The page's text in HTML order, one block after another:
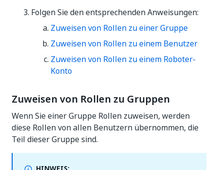
Folgen Sie den entsprechenden Anweisungen:
Zuweisen von Rollen zu einer Gruppe
Zuweisen von Rollen zu einem Benutzer
Zuweisen von Rollen zu einem Roboter-
Konto
Zuweisen von Rollen zu Gruppen
Wenn Sie einer Gruppe Rollen zuweisen, werden
diese Rollen von allen Benutzern übernommen, die
Teil dieser Gruppe sind.